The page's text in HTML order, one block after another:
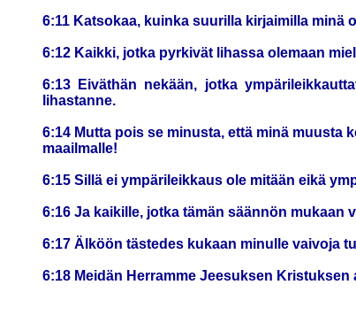
6:11 Katsokaa, kuinka suurilla kirjaimilla minä
6:12 Kaikki, jotka pyrkivät lihassa olemaan
6:13 Eiväthän nekään, jotka
lihastanne.
6:14 Mutta pois se minusta, että minä
maailmalle!
6:15 Sillä ei ympärileikkaus ole mitään eikä
6:16 Ja kaikille, jotka tämän säännön mukaan
6:17 Älköön tästedes kukaan minulle vaivoja
6:18 Meidän Herramme Jeesuksen